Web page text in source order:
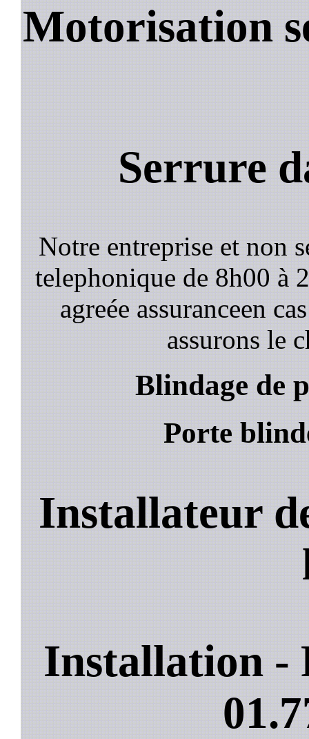
Motorisation
Serrure
Notre entreprise et non
telephonique de 8h00 à
agreée assuranceen
assurons le
Blindage de
Porte
Installateur
Installation -